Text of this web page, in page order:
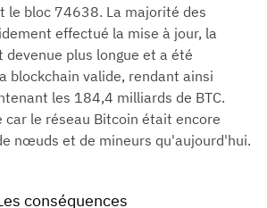
le bloc 74638. La majorité des
effectué la mise à jour, la
devenue plus longue et a été
blockchain valide, rendant ainsi
les 184,4 milliards de BTC.
car le réseau Bitcoin était encore
nœuds et de mineurs qu'aujourd'hui.
conséquences